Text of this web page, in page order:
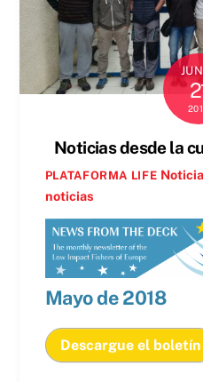
Noticias desde la
PLATAFORMA LIFE
noticias
Mayo de 2018
Descargue el boletín